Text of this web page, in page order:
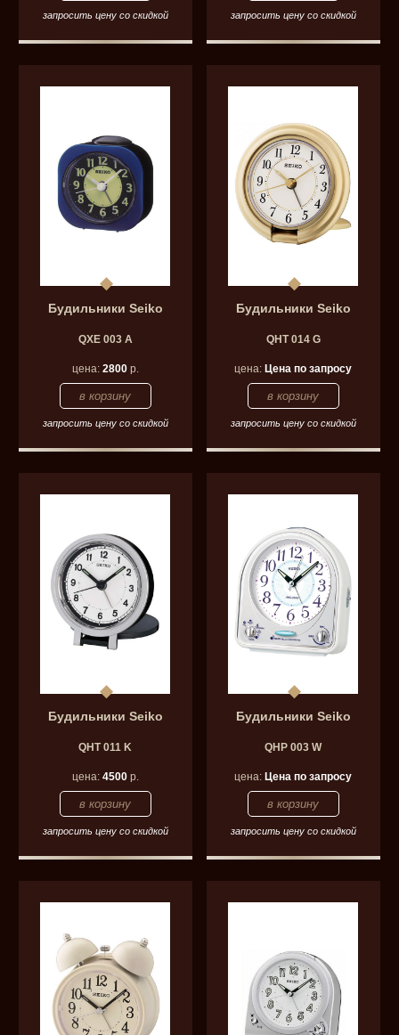
запросить цену со скидкой запросить цену со скидкой
Будильники Seiko
QXE 003 A
цена: 2800р.
запросить цену со скидкой
Будильники Seiko
QHT 014 G
цена:Цена по запросу
запросить цену со скидкой
Будильники Seiko
QHT 011 K
цена: 4500р.
запросить цену со скидкой
Будильники Seiko
QHP 003 W
цена:Цена по запросу
запросить цену со скидкой